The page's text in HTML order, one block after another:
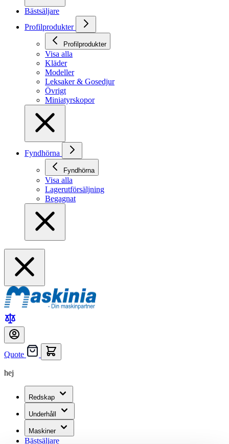
Bästsäljare
Profilprodukter
Profilprodukter
Visa alla
Kläder
Modeller
Leksaker & Gosedjur
Övrigt
Miniatyrskopor
Fyndhörna
Fyndhörna
Visa alla
Lagerutförsäljning
Begagnat
Quote
hej
Redskap
Underhåll
Maskiner
Bästsäljare